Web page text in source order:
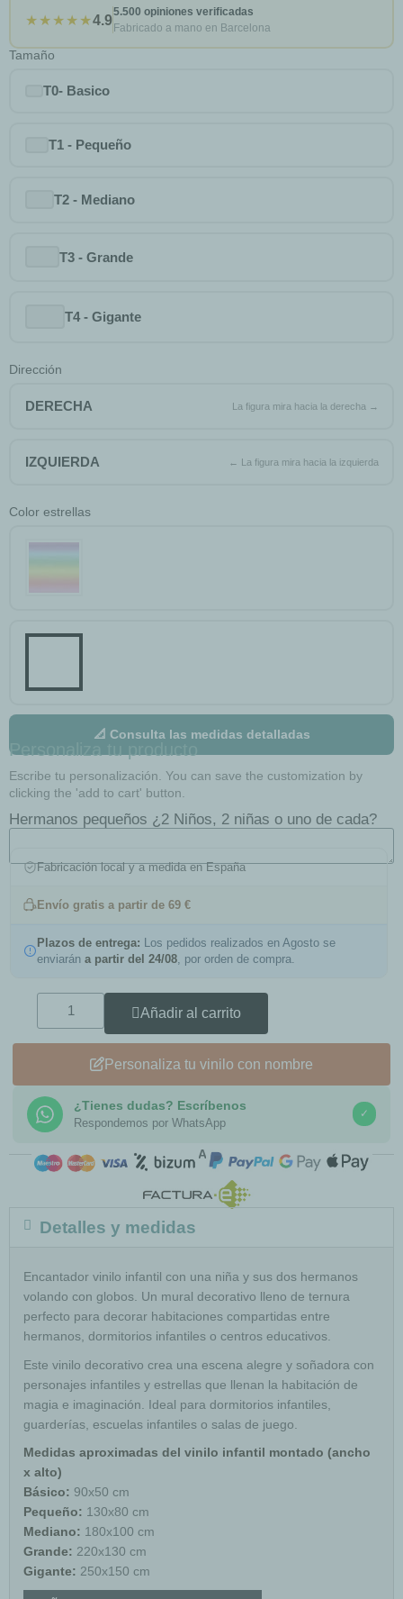
★★★★★4.9
5.500 opiniones verificadas
Fabricado a mano en Barcelona
Tamaño
T0- Basico
T1 - Pequeño
T2 - Mediano
T3 - Grande
T4 - Gigante
Dirección
DERECHA
IZQUIERDA
Color estrellas
📐 Consulta las medidas detalladas
Personaliza tu producto
Escribe tu personalización. You can save the customization by
clicking the 'add to cart' button.
Hermanos pequeños ¿2 Niños, 2 niñas o uno de cada?
Fabricación local y a medida en España
Envío gratis a partir de 69 €
Plazos de entrega: Los pedidos realizados en Agosto se
enviarán a partir del 24/08 , por orden de compra.
Añadir al carrito
Personaliza tu vinilo con nombre
¿Tienes dudas? Escríbenos
Respondemos por WhatsApp
✓
COMPRA SEGURA
Detalles y medidas
Encantador vinilo infantil con una niña y sus dos hermanos
volando con globos. Un mural decorativo lleno de ternura
perfecto para decorar habitaciones compartidas entre
hermanos, dormitorios infantiles o centros educativos.
Este vinilo decorativo crea una escena alegre y soñadora con
personajes infantiles y estrellas que llenan la habitación de
magia e imaginación. Ideal para dormitorios infantiles,
guarderías, escuelas infantiles o salas de juego.
Medidas aproximadas del vinilo infantil montado (ancho
x alto)
Básico: 90x50 cm
Pequeño: 130x80 cm
Mediano: 180x100 cm
Grande: 220x130 cm
Gigante: 250x150 cm